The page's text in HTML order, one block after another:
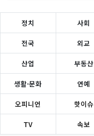
정치 사회
전국 외교
산업 부동산
생활·문화 연예
오피니언 핫이슈
TV 속보